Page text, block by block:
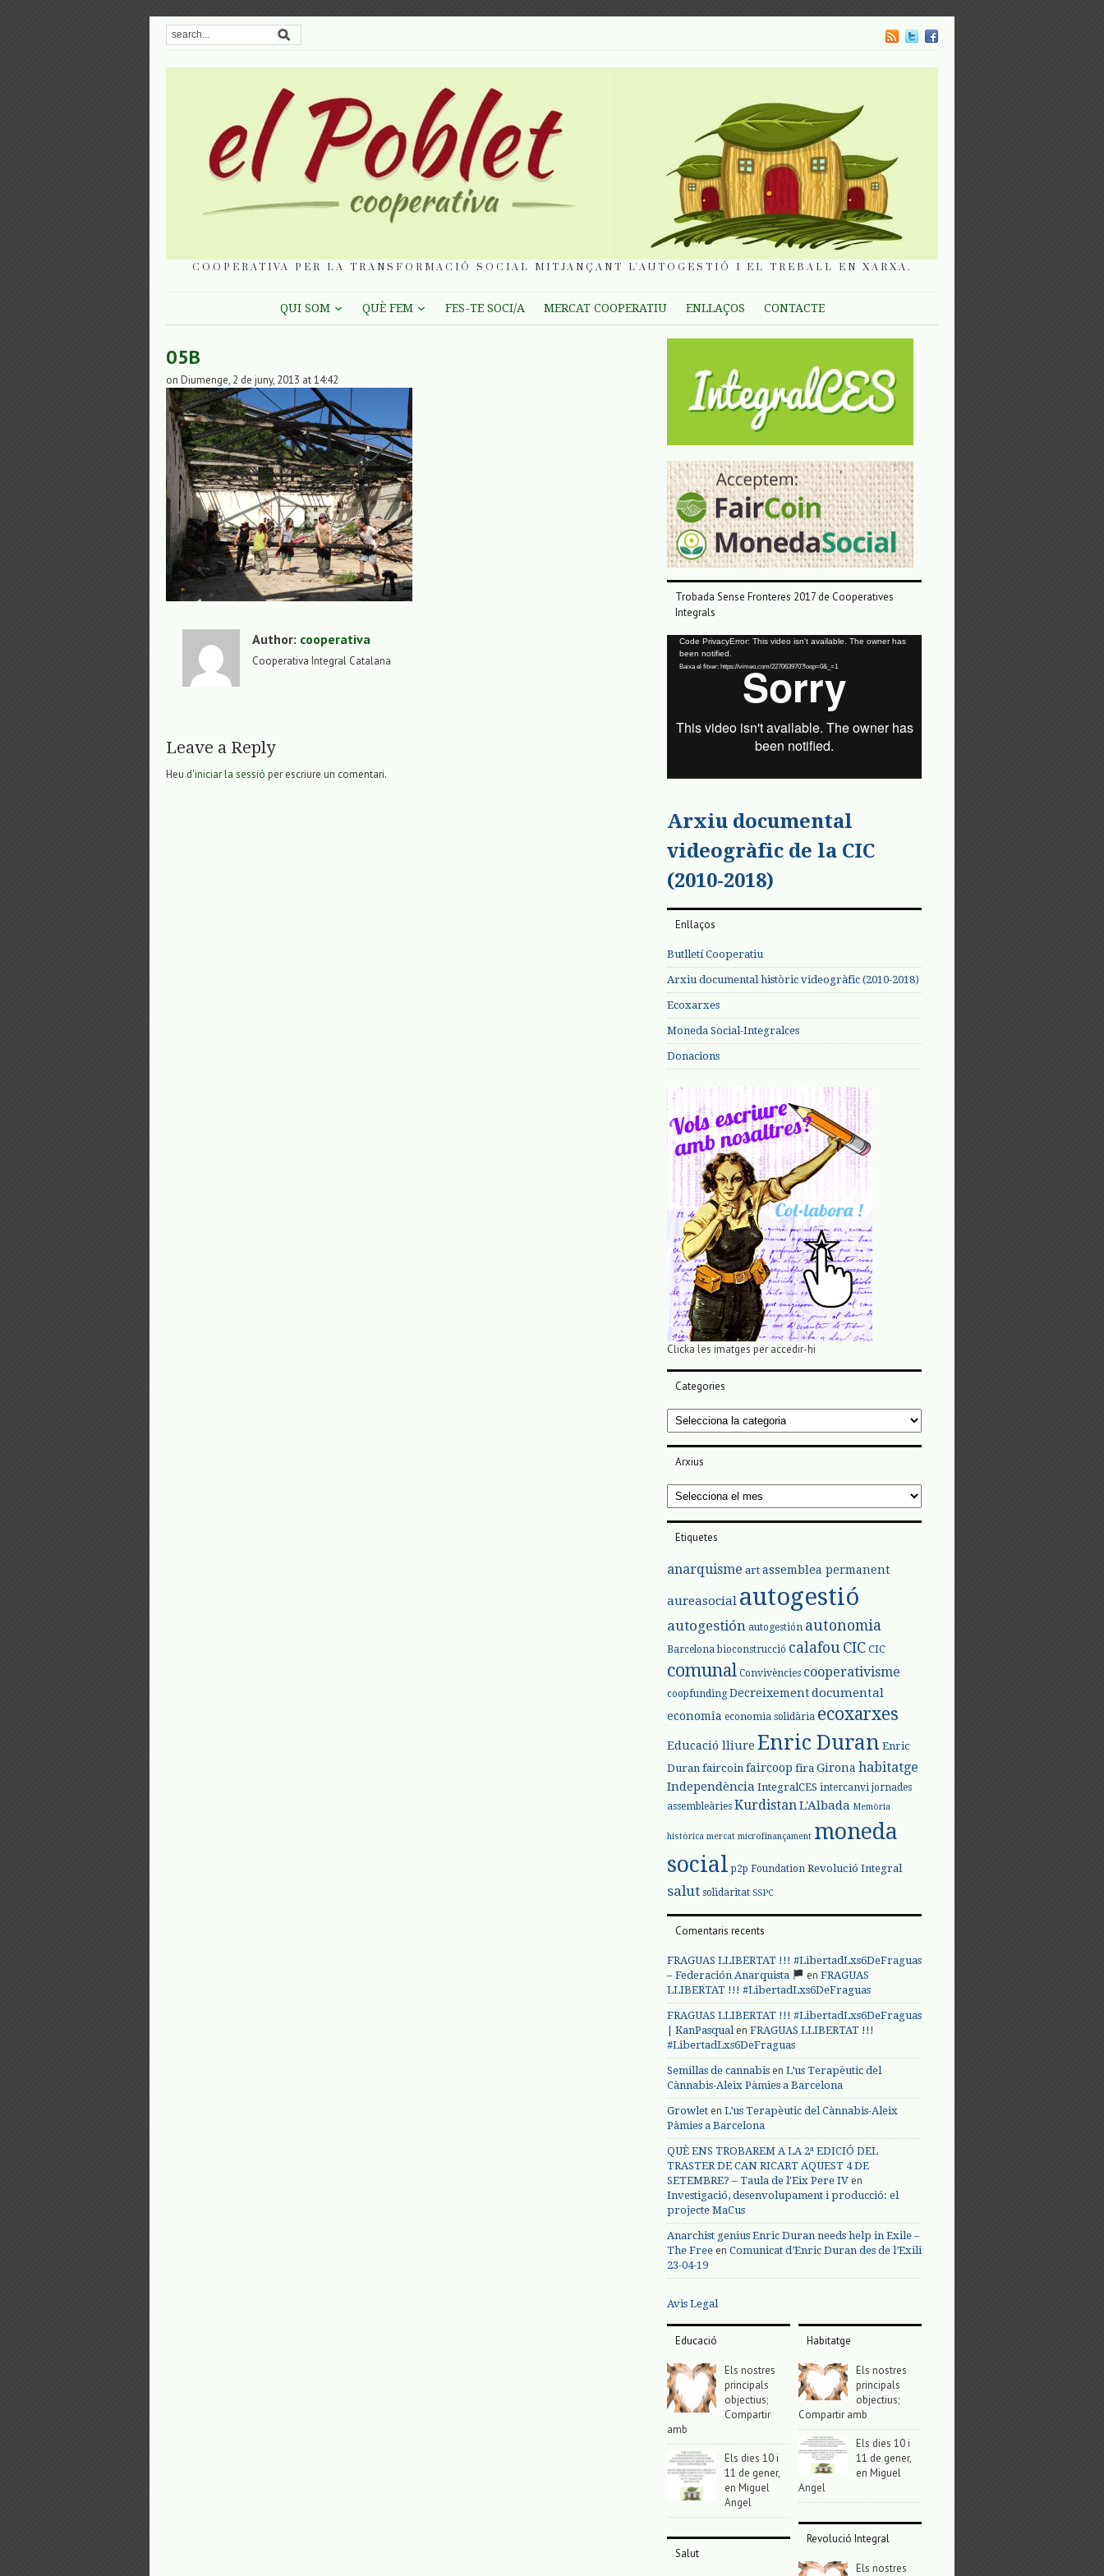
COOPERATIVA PER LA TRANSFORMACIÓ SOCIAL MITJANÇANT L'AUTOGESTIÓ I EL TREBALL EN XARXA.
QUI SOM QUÈ FEM FES-TE SOCI/A MERCAT COOPERATIU ENLLAÇOS CONTACTE
05B
on Diumenge, 2 de juny, 2013 at 14:42
Author: cooperativa
Cooperativa Integral Catalana
Leave a Reply
Heu d'iniciar la sessió per escriure un comentari.
Trobada Sense Fronteres 2017 de Cooperatives
Integrals
Reproductor
vídeo
Code PrivacyError: This video isn't available. The owner has
been notified.
Baixa el fitxer: https://vimeo.com/227063970?loop=0&_=1
Arxiu documental
videogràfic de la CIC
(2010-2018)
Enllaços
Butlletí Cooperatiu
Arxiu documental històric videogràfic (2010-2018)
Ecoxarxes
Moneda Social-Integralces
Donacions
Clicka les imatges per accedir-hi
Categories
Categories
Arxius
Arxius
Etiquetes
anarquisme art assemblea permanent
aureasocial autogestió
autogestión autogestión autonomia
Barcelona bioconstrucció calafou CIC CIC
comunal Convivències cooperativisme
coopfunding Decreixementdocumental
economia economia solidària ecoxarxes
Educació lliure Enric Duran Enric
Duran faircoin faircoop fira Girona habitatge
Independència IntegralCES intercanvi jornades
assembleàries Kurdistan L'Albada Memòria
històrica mercat microfinançament moneda
social p2p Foundation Revolució Integral
salut solidaritat SSPC
Comentaris recents
FRAGUAS LLIBERTAT !!! #LibertadLxs6DeFraguas
– Federación Anarquista
en FRAGUAS
LLIBERTAT !!! #LibertadLxs6DeFraguas
FRAGUAS LLIBERTAT !!! #LibertadLxs6DeFraguas
| KanPasqualen FRAGUAS LLIBERTAT !!!
#LibertadLxs6DeFraguas
Semillas de cannabis en L’us Terapèutic del
Cànnabis-Aleix Pàmies a Barcelona
Growlet en L’us Terapèutic del Cànnabis-Aleix
Pàmies a Barcelona
QUÈ ENS TROBAREM A LA 2ª EDICIÓ DEL
TRASTER DE CAN RICART AQUEST 4 DE
SETEMBRE? – Taula de l'Eix Pere IV en
Investigació, desenvolupament i producció: el
projecte MaCus
Anarchist genius Enric Duran needs help in Exile –
The Free en Comunicat d’Enric Duran des de l’Exili
23-04-19
Avis Legal
Educació
Els nostres
principals
objectius;
Compartir
amb
Els dies 10 i
11 de gener,
en Miguel
Angel
Salut
Habitatge
Els nostres
principals
objectius;
Compartir amb
Els dies 10 i
11 de gener,
en Miguel
Angel
Revolució Integral
Els nostres